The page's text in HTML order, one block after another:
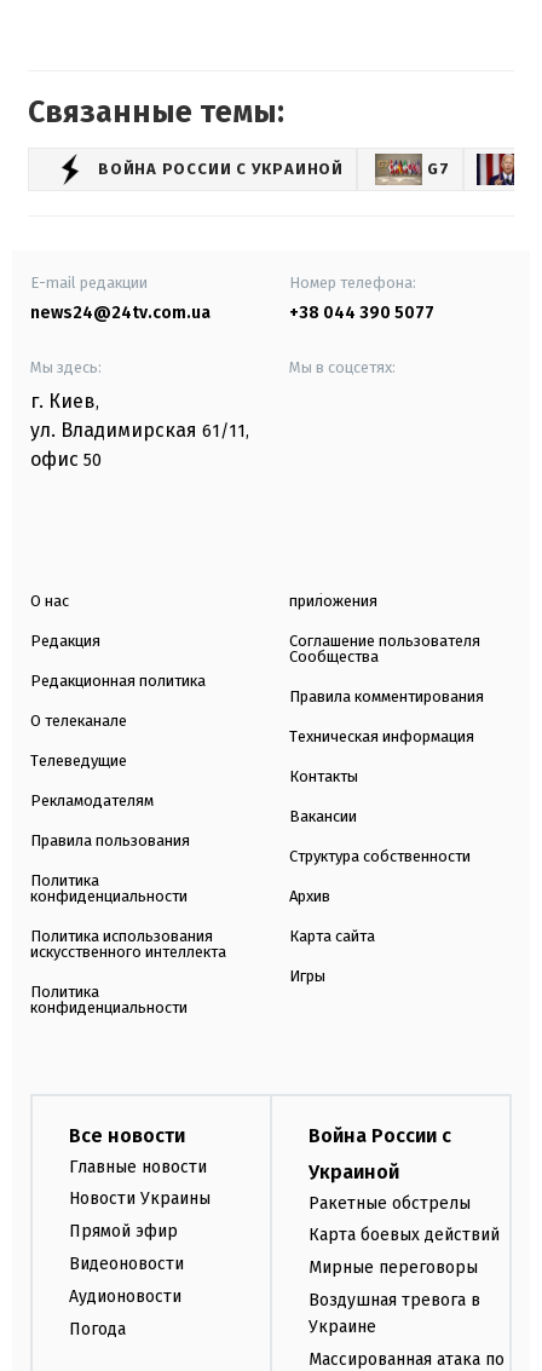
Связанные темы:
ВОЙНА РОССИИ С УКРАИНОЙ G7
E-mail редакции
news24@24tv.com.ua
Номер телефона:
+38 044 390 5077
Мы здесь:
г. Киев,
ул. Владимирская 61/11,
офис 50
Мы в соцсетях:
О нас
Редакция
Редакционная политика
О телеканале
Телеведущие
Рекламодателям
Правила пользования
Политика
конфиденциальности
Политика использования
искусственного интеллекта
Политика
конфиденциальности
приложения
Соглашение пользователя
Сообщества
Правила комментирования
Техническая информация
Контакты
Вакансии
Структура собственности
Архив
Карта сайта
Игры
Все новости
Главные новости
Новости Украины
Прямой эфир
Видеоновости
Аудионовости
Погода
Война России с
Украиной
Ракетные обстрелы
Карта боевых действий
Мирные переговоры
Воздушная тревога в
Украине
Массированная атака по